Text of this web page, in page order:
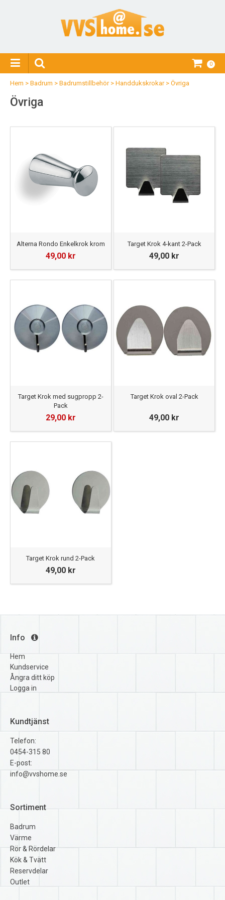
0
Hem > Badrum > Badrumstillbehör> Handdukskrokar> Övriga
Övriga
Alterna Rondo Enkelkrok krom
49,00 kr
Target Krok 4-kant 2-Pack
49,00 kr
Target Krok med sugpropp 2-
Pack
29,00 kr
Target Krok oval 2-Pack
49,00 kr
Target Krok rund 2-Pack
49,00 kr
Info
Hem
Kundservice
Ångra ditt köp
Logga in
Kundtjänst
Telefon:
0454-315 80
E-post:
info@vvshome.se
Sortiment
Badrum
Värme
Rör & Rördelar
Kök & Tvätt
Reservdelar
Outlet